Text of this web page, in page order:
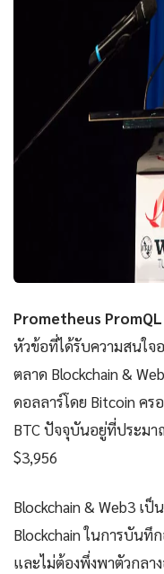
Prometheus
หัวข้อที่ได้รับความสนใจ
ตลาด Blockchain &
ดอลลาร์โดย Bitcoin ค
BTC ปัจจุบันอยู่ที่ประม
$3,956
Blockchain & Web3 เ
Blockchain ในการบันทึ
และไม่ต้องพึ่งพาตัวกลา